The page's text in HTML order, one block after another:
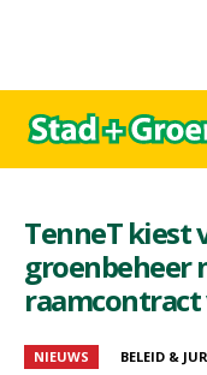
TenneT kiest
groenbeheer
raamcontract
NIEUWS BELEID &